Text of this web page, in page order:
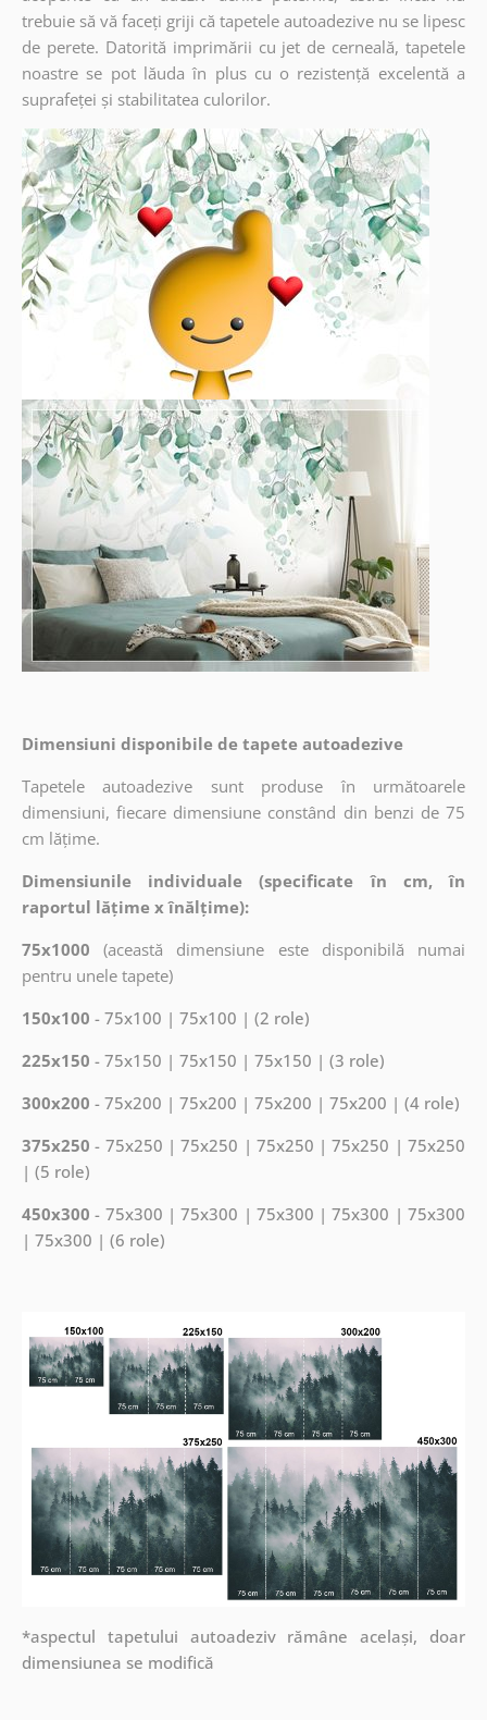
trebuie să vă faceți griji că tapetele autoadezive nu se lipesc
de perete. Datorită imprimării cu jet de cerneală, tapetele
noastre se pot lăuda în plus cu o rezistență excelentă a
suprafeței și stabilitatea culorilor.
Dimensiuni disponibile de tapete autoadezive
Tapetele autoadezive sunt produse în următoarele
dimensiuni, fiecare dimensiune constând din benzi de 75
cm lățime.
Dimensiunile individuale (specificate în cm, în
raportul lățime x înălțime):
75x1000
(această dimensiune este disponibilă numai
pentru unele tapete)
150x100 - 75x100 | 75x100 | (2 role)
225x150 - 75x150 | 75x150 | 75x150 | (3 role)
300x200 - 75x200 | 75x200 | 75x200 | 75x200 | (4 role)
375x250 - 75x250 | 75x250 | 75x250 | 75x250 | 75x250
| (5 role)
450x300 - 75x300 | 75x300 | 75x300 | 75x300 | 75x300
| 75x300 | (6 role)
*aspectul tapetului autoadeziv rămâne același, doar
dimensiunea se modifică